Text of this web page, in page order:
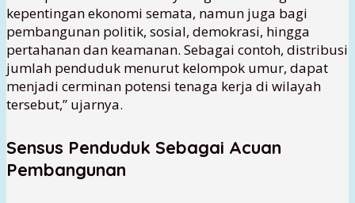
kepentingan ekonomi semata, namun juga bagi
pembangunan politik, sosial, demokrasi, hingga
pertahanan dan keamanan. Sebagai contoh, distribusi
jumlah penduduk menurut kelompok umur, dapat
menjadi cerminan potensi tenaga kerja di wilayah
tersebut,” ujarnya.
Sensus Penduduk Sebagai Acuan
Pembangunan